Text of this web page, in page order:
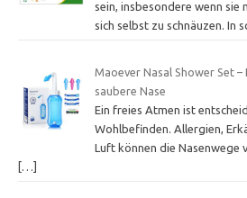
sein, insbesondere wenn sie
sich selbst zu schnäuzen. In
Maoever Nasal Shower Set –
saubere Nase
Ein freies Atmen ist
Wohlbefinden. Allergien,
Luft können die Nasenwege
[…]